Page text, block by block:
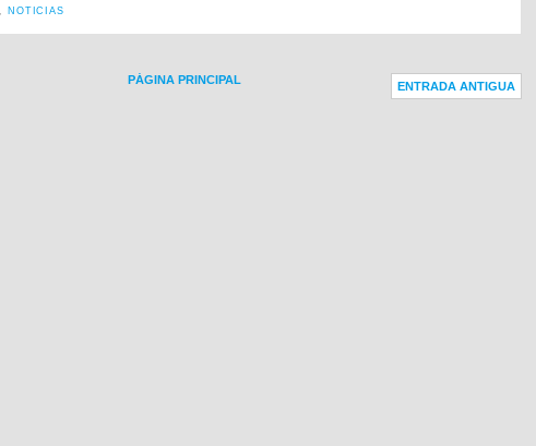
NOTICIAS
ENTRADA ANTIGUA
PÁGINA PRINCIPAL